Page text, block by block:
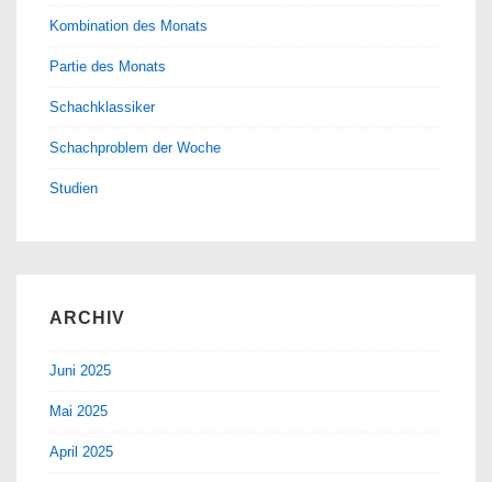
Kombination des Monats
Partie des Monats
Schachklassiker
Schachproblem der Woche
Studien
ARCHIV
Juni 2025
Mai 2025
April 2025